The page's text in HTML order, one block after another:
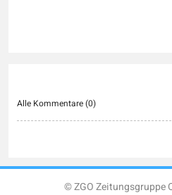
Alle Kommentare (0)
© ZGO Zeitungsgruppe